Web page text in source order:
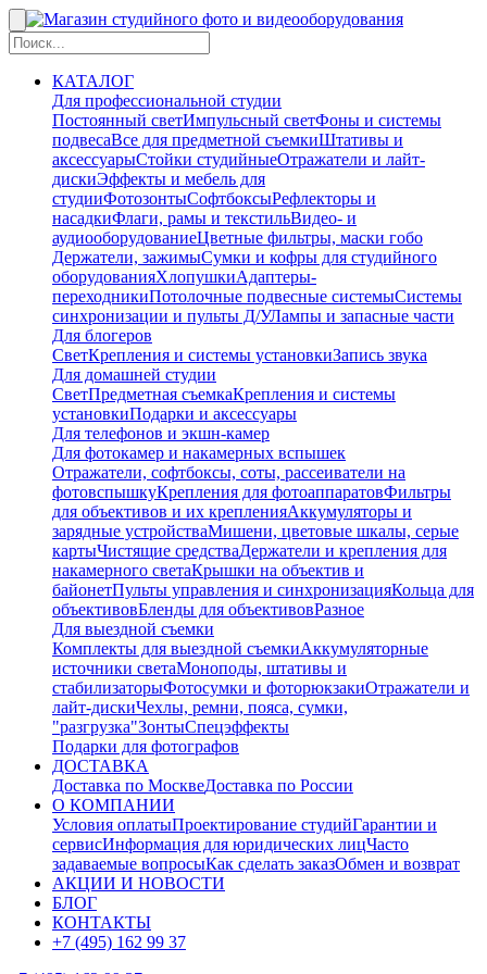
КАТАЛОГ
Для профессиональной студии
Постоянный светИмпульсный светФоны и системы
подвесаВсе для предметной съемкиШтативы и
аксессуарыСтойки студийныеОтражатели и лайт-
дискиЭффекты и мебель для
студииФотозонтыСофтбоксыРефлекторы и
насадкиФлаги, рамы и текстильВидео- и
аудиооборудованиеЦветные фильтры, маски гобо
Держатели, зажимыСумки и кофры для студийного
оборудованияХлопушкиАдаптеры-
переходникиПотолочные подвесные системыСистемы
синхронизации и пульты Д/УЛампы и запасные части
Для блогеров
СветКрепления и системы установкиЗапись звука
Для домашней студии
СветПредметная съемкаКрепления и системы
установкиПодарки и аксессуары
Для телефонов и экшн-камер
Для фотокамер и накамерных вспышек
Отражатели, софтбоксы, соты, рассеиватели на
фотовспышкуКрепления для фотоаппаратовФильтры
для объективов и их крепленияАккумуляторы и
зарядные устройстваМишени, цветовые шкалы, серые
картыЧистящие средстваДержатели и крепления для
накамерного светаКрышки на объектив и
байонетПульты управления и синхронизацияКольца для
объективовБленды для объективовРазное
Для выездной съемки
Комплекты для выездной съемкиАккумуляторные
источники светаМоноподы, штативы и
стабилизаторыФотосумки и фоторюкзакиОтражатели и
лайт-дискиЧехлы, ремни, пояса, сумки,
"разгрузка"ЗонтыСпецэффекты
Подарки для фотографов
ДОСТАВКА
Доставка по МосквеДоставка по России
О КОМПАНИИ
Условия оплатыПроектирование студийГарантии и
сервисИнформация для юридических лицЧасто
задаваемые вопросыКак сделать заказОбмен и возврат
АКЦИИ И НОВОСТИ
БЛОГ
КОНТАКТЫ
+7 (495) 162 99 37